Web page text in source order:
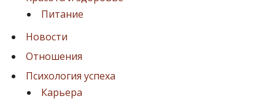
Питание
Новости
Отношения
Психология успеха
Карьера